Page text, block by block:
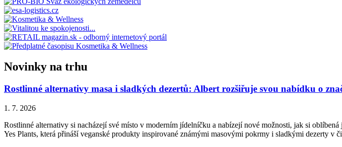
Novinky na trhu
Rostlinné alternativy masa i sladkých dezertů: Albert rozšiřuje svou nabídku o
1. 7. 2026
Rostlinné alternativy si nacházejí své místo v moderním jídelníčku a nabízejí nové možnosti, jak si
Yes Plants, která přináší veganské produkty inspirované známými masovými pokrmy i sladkými dezerty v